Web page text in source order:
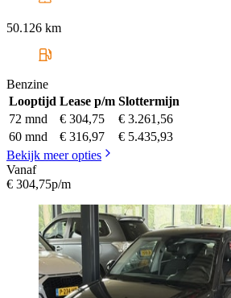
50.126 km
Benzine
Looptijd Lease p/m Slottermijn
72 mnd
€ 304,75
€ 3.261,56
60 mnd
€ 316,97
€ 5.435,93
Bekijk meer opties
Vanaf
€ 304,75p/m